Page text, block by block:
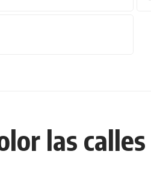
las